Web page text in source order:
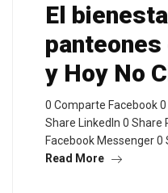
El
y Hoy No
0 Comparte Facebook
Share LinkedIn 0
Facebook Messenger
Read More